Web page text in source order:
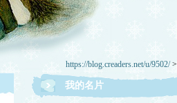
https://blog.creaders.net/u/9502/>
我的名片